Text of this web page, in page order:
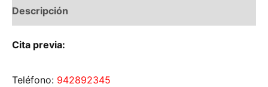
Descripción
Cita previa:
Teléfono: 942892345